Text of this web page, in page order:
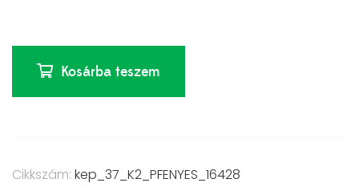
Kosárba teszem
Cikkszám: kep_37_K2_PFENYES_16428